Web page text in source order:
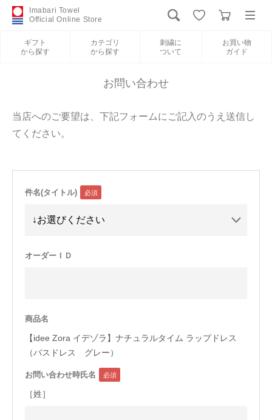
Imabari Towel
Official Online Store
ギフト
から探す
カテゴリ
から探す
刺繍に
ついて
お買い物
ガイド
新規会員登録
カテゴリから探す
お買い物ガイド
International Shipping
会員サービス
店舗リスト
ヘルプ
お問い合わせ
当店へのご要望は、下記フォームにご記入のうえ送信し
てください。
件名(タイトル)
オーダーＩＤ
商品名
【idee Zora イデゾラ】ナチュラルタイム ラップドレス
（バスドレス グレー）
お問い合わせ時氏名
［姓］